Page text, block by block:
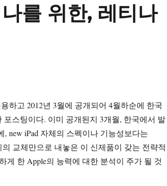
를 위한, 레티나
하고 2012년 3월에 공개되어 4월하순에 한국
포스팅이다. 이미 공개된지 3개월, 한국에서 발
new iPad 자체의 스펙이나 기능성보다는
교체만으로 내놓은 이 신제품이 갖는 전략적
게 한 Apple의 능력에 대한 분석이 주가 될 것